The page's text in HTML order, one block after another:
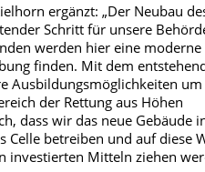
ergänzt: „Der Neubau
Schritt für unsere
werden hier eine
finden. Mit dem
Ausbildungsmöglichkeiten um
der Rettung aus Höhen
dass wir das neue Gebäude
betreiben und auf diese
investierten Mitteln ziehen